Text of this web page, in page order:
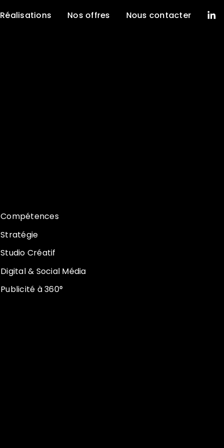
Réalisations Nos offres Nous contacter
Compétences
Stratégie
Studio Créatif
Digital & Social Média
Publicité à 360°